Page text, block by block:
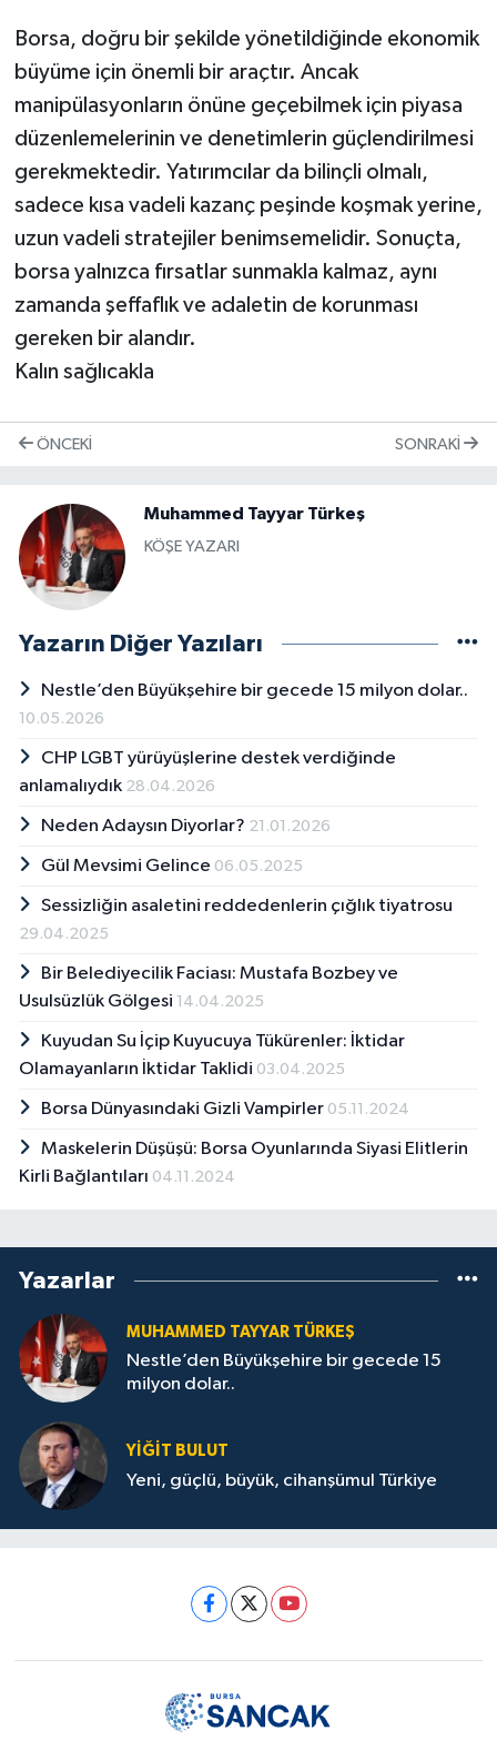
Borsa, doğru bir şekilde yönetildiğinde ekonomik
büyüme için önemli bir araçtır. Ancak
manipülasyonların önüne geçebilmek için piyasa
düzenlemelerinin ve denetimlerin güçlendirilmesi
gerekmektedir. Yatırımcılar da bilinçli olmalı,
sadece kısa vadeli kazanç peşinde koşmak yerine,
uzun vadeli stratejiler benimsemelidir. Sonuçta,
borsa yalnızca fırsatlar sunmakla kalmaz, aynı
zamanda şeffaflık ve adaletin de korunması
gereken bir alandır.
Kalın sağlıcakla
ÖNCEKI SONRAKI
Muhammed Tayyar Türkeş
KÖŞE YAZARI
Yazarın Diğer Yazıları
Nestle’den Büyükşehire bir gecede 15 milyon dolar..
10.05.2026
CHP LGBT yürüyüşlerine destek verdiğinde
anlamalıydık 28.04.2026
Neden Adaysın Diyorlar? 21.01.2026
Gül Mevsimi Gelince 06.05.2025
Sessizliğin asaletini reddedenlerin çığlık tiyatrosu
29.04.2025
Bir Belediyecilik Faciası: Mustafa Bozbey ve
Usulsüzlük Gölgesi 14.04.2025
Kuyudan Su İçip Kuyucuya Tükürenler: İktidar
Olamayanların İktidar Taklidi 03.04.2025
Borsa Dünyasındaki Gizli Vampirler 05.11.2024
Maskelerin Düşüşü: Borsa Oyunlarında Siyasi Elitlerin
Kirli Bağlantıları 04.11.2024
Yazarlar
MUHAMMED TAYYAR TÜRKEŞ
Nestle’den Büyükşehire bir gecede 15
milyon dolar..
YİĞİT BULUT
Yeni, güçlü, büyük, cihanşümul Türkiye